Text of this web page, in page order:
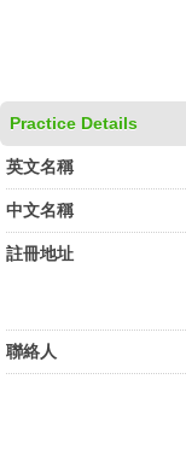
Practice Details
英文名稱
中文名稱
註冊地址
聯絡人